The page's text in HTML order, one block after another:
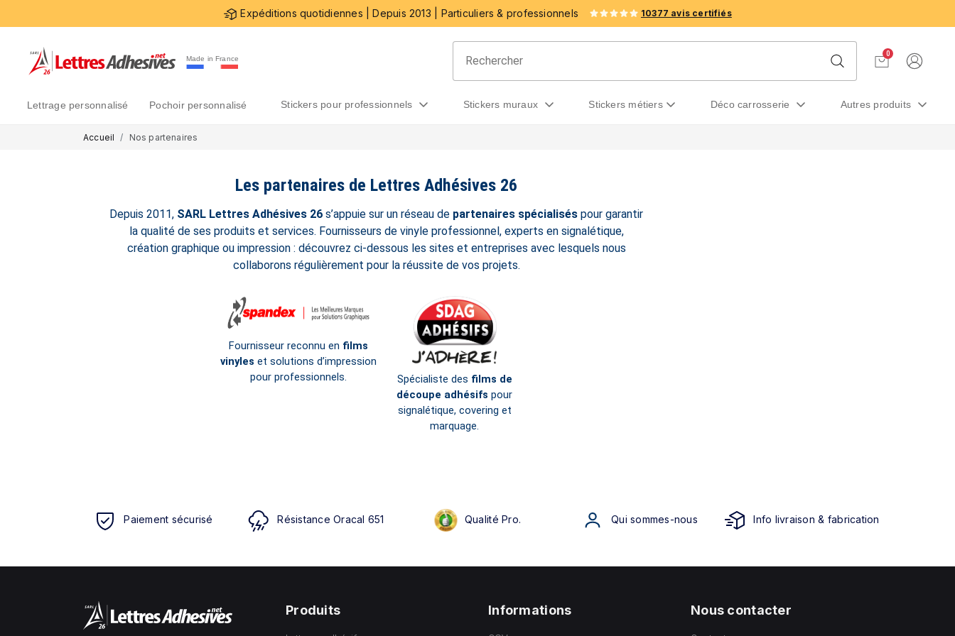
Expéditions quotidiennes | Depuis 2013 | Particuliers & professionnels 10377 avis certifiés
Made in France
0
lettrage personnalisé pochoir personnalisé stickers pour professionnels stickers muraux stickers métiers déco carrosserie autres produits
Accueil Nos partenaires
Les partenaires de Lettres Adhésives 26
Depuis 2011, SARL Lettres Adhésives 26 s’appuie sur un réseau de partenaires spécialisés pour garantir
la qualité de ses produits et services. Fournisseurs de vinyle professionnel, experts en signalétique,
création graphique ou impression : découvrez ci-dessous les sites et entreprises avec lesquels nous
collaborons régulièrement pour la réussite de vos projets.
Fournisseur reconnu en films
vinyles et solutions d’impression
pour professionnels.
Spécialiste des films de
découpe adhésifs pour
signalétique, covering et
marquage.
Paiement sécurisé Résistance Oracal 651 Qualité Pro. Qui sommes-nous Info livraison & fabrication
Produits Informations Nous contacter